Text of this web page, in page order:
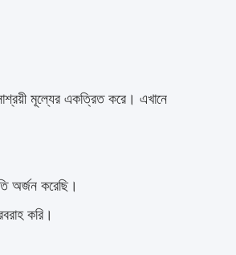
মূল্যের একত্রিত করে। এখানে
অর্জন করেছি।
করি।